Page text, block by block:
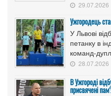
29.07.2026
Ужгородець
У Львові
петанку в
команд-
28.07.2026
В Ужгороді
присвячені